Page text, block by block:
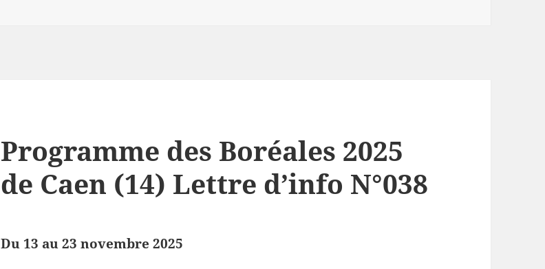
Programme des Boréales 2025
de Caen (14) Lettre d’info N°038
Du 13 au 23 novembre 2025